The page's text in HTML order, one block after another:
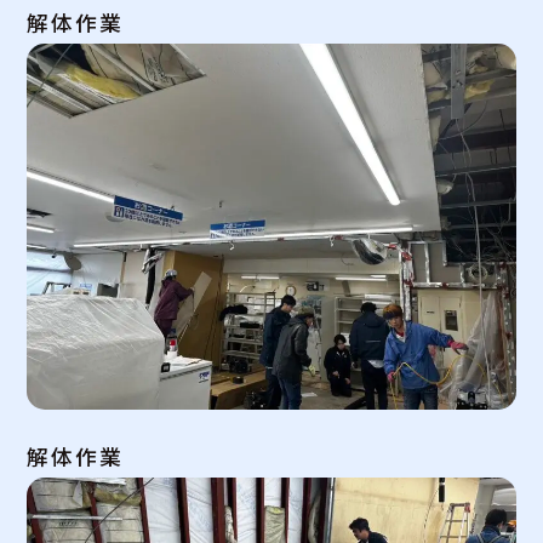
解体作業
解体作業